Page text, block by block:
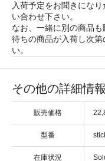
入荷予定をお聞きになり
い合わせ下さい。
なお、一緒に別の商品
待ちの商品が入荷し次
い。
その他の詳細情報
販売価格
型番
在庫状況